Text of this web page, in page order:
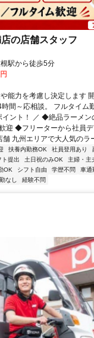
の店舗スタッフ
駅から徒歩5分
能力を考慮し決定します
間～応相談。 フルタイム
イント！ ／ ◆絶品ラーメ
迎 ◆フリーターから社員
九州エリアで大人気のラ
扶養内勤務OK 社員登用あり
ト提出 土日祝のみOK 主婦・主
OK シフト自由 学歴不問 車通
なし 経験不問